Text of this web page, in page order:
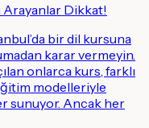
Dikkat!
bir dil kursuna
karar vermeyin.
onlarca kurs, farklı
modelleriyle
sunuyor. Ancak her